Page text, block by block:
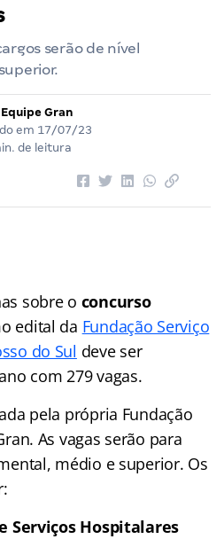
serão de nível
Equipe Gran
em 17/07/23
de leitura
sobre o concurso
edital da Fundação Serviço
do Sul deve ser
com 279 vagas.
pela própria Fundação
As vagas serão para
médio e superior. Os
Serviços Hospitalares